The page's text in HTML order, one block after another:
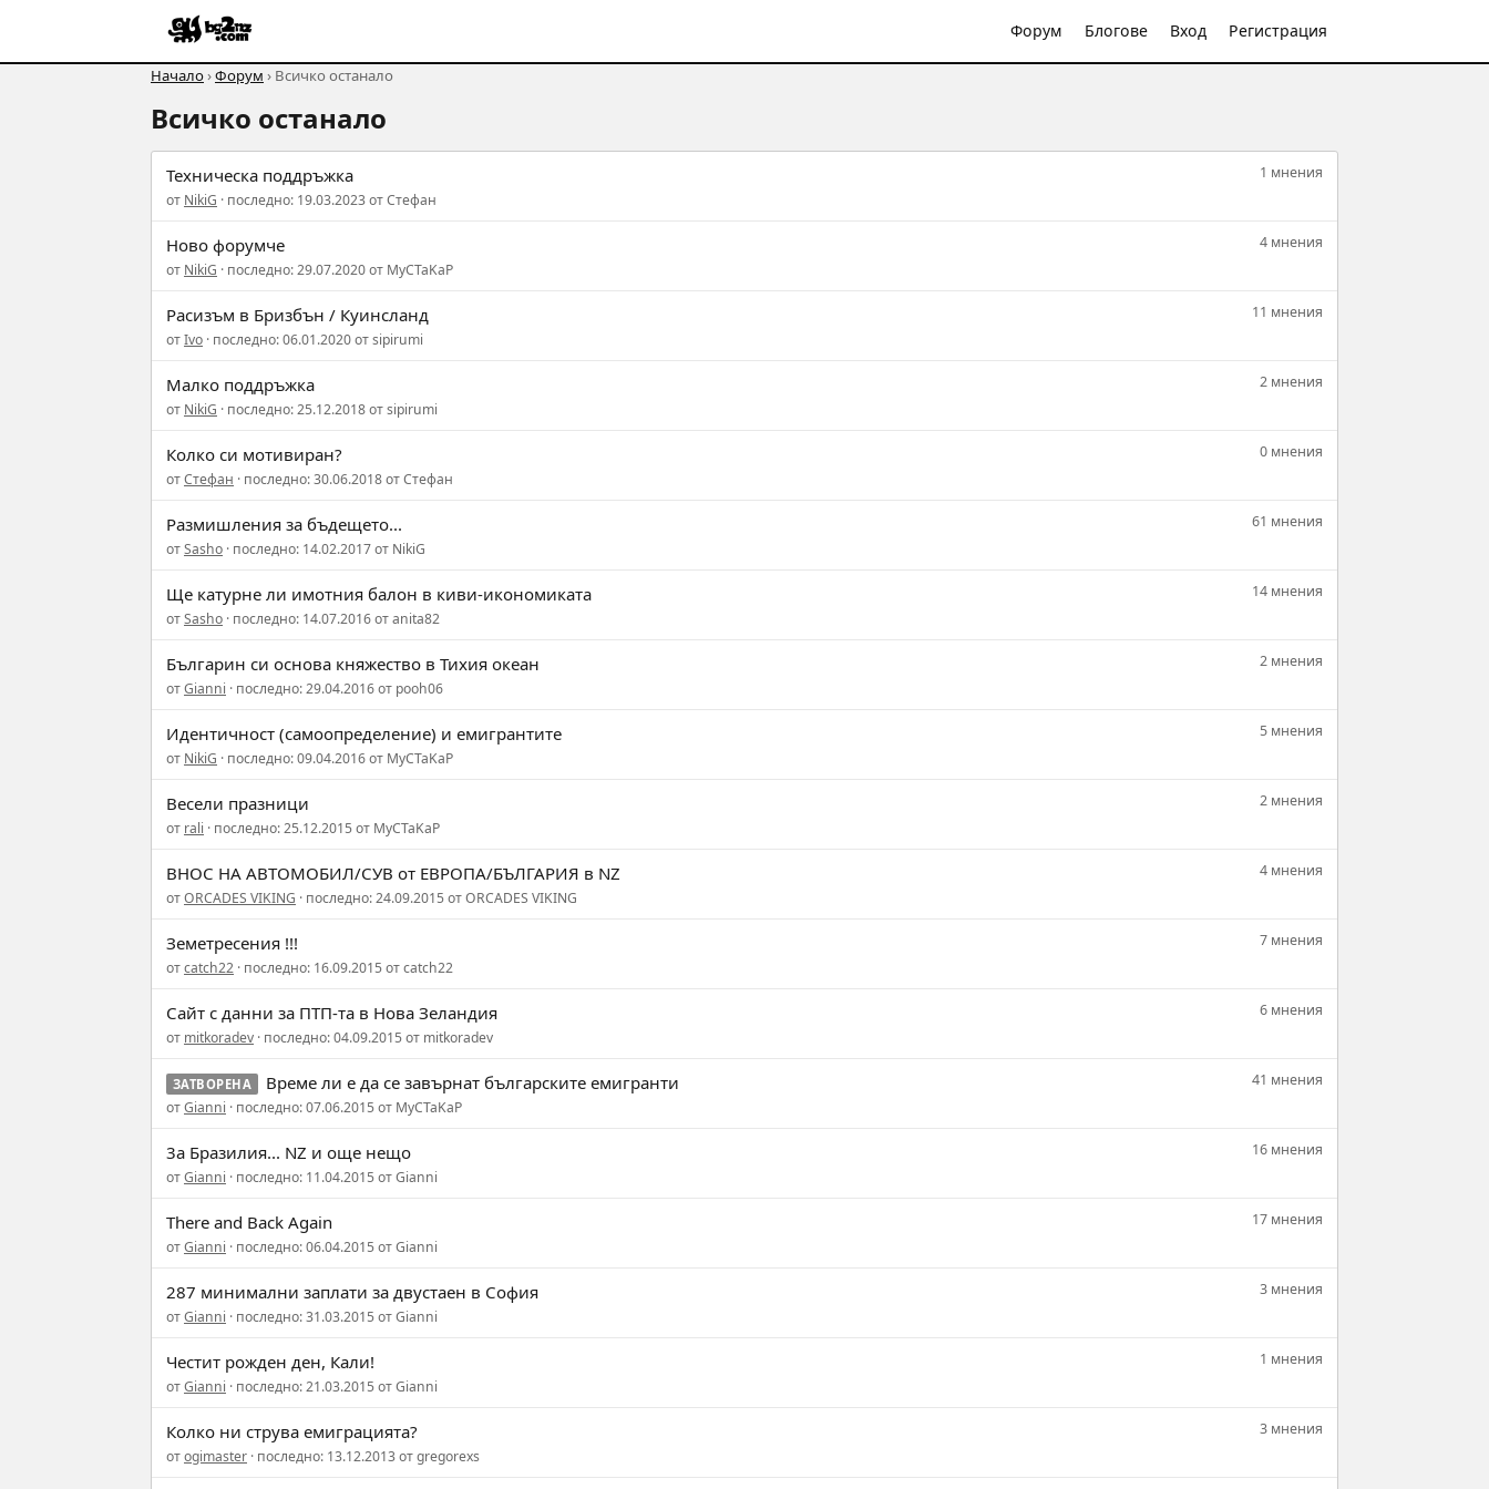
Форум Блогове Вход Регистрация
Начало›Форум › Всичко останало
Всичко останало
Техническа поддръжка
1 мнения
от NikiG · последно: 19.03.2023 от Стефан
Ново форумче
4 мнения
от NikiG · последно: 29.07.2020 от MyCTaKaP
Расизъм в Бризбън / Куинсланд
11 мнения
отIvo · последно: 06.01.2020 от sipirumi
Малко поддръжка
2 мнения
от NikiG · последно: 25.12.2018 от sipirumi
Колко си мотивиран?
0 мнения
отСтефан · последно: 30.06.2018 от Стефан
Размишления за бъдещето...
61 мнения
отSasho · последно: 14.02.2017 от NikiG
Ще катурне ли имотния балон в киви-икономиката
14 мнения
отSasho · последно: 14.07.2016 от anita82
Българин си основа княжество в Тихия океан
2 мнения
отGianni · последно: 29.04.2016 от pooh06
Идентичност (самоопределение) и емигрантите
5 мнения
от NikiG · последно: 09.04.2016 от MyCTaKaP
Весели празници
2 мнения
от rali · последно: 25.12.2015 от MyCTaKaP
ВНОС НА АВТОМОБИЛ/СУВ от ЕВРОПА/БЪЛГАРИЯ в NZ
4 мнения
отORCADES VIKING · последно: 24.09.2015 от ORCADES VIKING
Земетресения !!!
7 мнения
отcatch22 · последно: 16.09.2015 от catch22
Сайт с данни за ПТП-та в Нова Зеландия
6 мнения
от mitkoradev · последно: 04.09.2015 от mitkoradev
ЗАТВОРЕНА Bреме ли е да се завърнат българските емигранти
41 мнения
отGianni · последно: 07.06.2015 от MyCTaKaP
3a Бразилия... NZ и още нещо
16 мнения
отGianni · последно: 11.04.2015 от Gianni
There and Back Again
17 мнения
отGianni · последно: 06.04.2015 от Gianni
287 минимални заплати за двустаен в София
3 мнения
отGianni · последно: 31.03.2015 от Gianni
Честит рожден ден, Кали!
1 мнения
отGianni · последно: 21.03.2015 от Gianni
Колко ни струва емиграцията?
3 мнения
отogimaster · последно: 13.12.2013 от gregorexs